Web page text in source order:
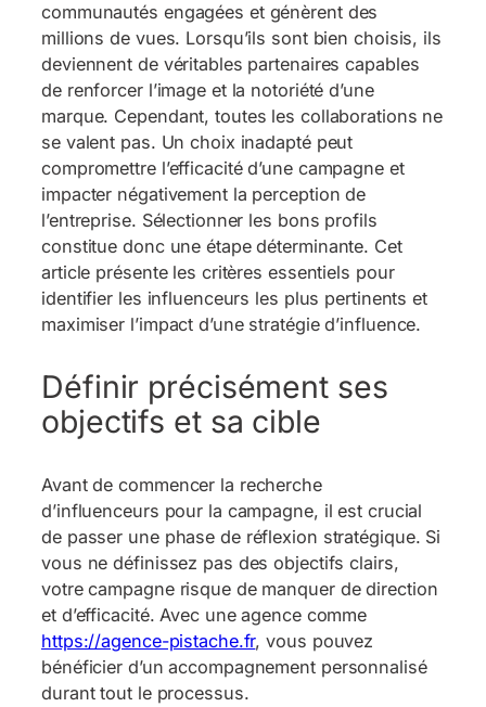
communautés engagées et génèrent des
millions de vues. Lorsqu’ils sont bien choisis, ils
deviennent de véritables partenaires capables
de renforcer l’image et la notoriété d’une
marque. Cependant, toutes les collaborations ne
se valent pas. Un choix inadapté peut
compromettre l’efficacité d’une campagne et
impacter négativement la perception de
l’entreprise. Sélectionner les bons profils
constitue donc une étape déterminante. Cet
article présente les critères essentiels pour
identifier les influenceurs les plus pertinents et
maximiser l’impact d’une stratégie d’influence.
Définir précisément ses
objectifs et sa cible
Avant de commencer la recherche
d’influenceurs pour la campagne, il est crucial
de passer une phase de réflexion stratégique. Si
vous ne définissez pas des objectifs clairs,
votre campagne risque de manquer de direction
et d’efficacité. Avec une agence comme
https://agence-pistache.fr, vous pouvez
bénéficier d’un accompagnement personnalisé
durant tout le processus.